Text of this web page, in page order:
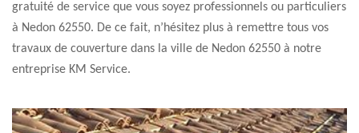
gratuité de service que vous soyez professionnels ou particuliers
à Nedon 62550. De ce fait, n’hésitez plus à remettre tous vos
travaux de couverture dans la ville de Nedon 62550 à notre
entreprise KM Service.